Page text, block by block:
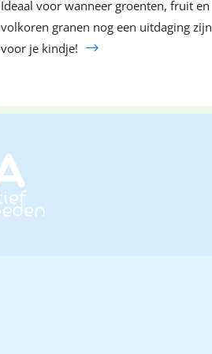
Ideaal voor wanneer groenten, fruit en
volkoren granen nog een uitdaging zijn
voor je kindje!